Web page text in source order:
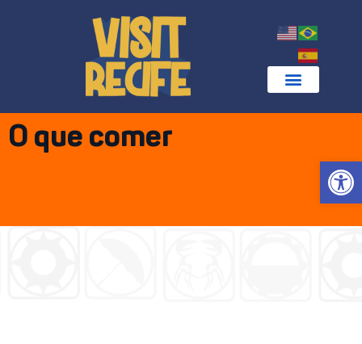
Abrir
O que comer